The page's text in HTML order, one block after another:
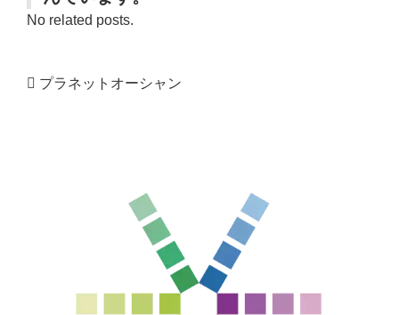
No related posts.
プラネットオーシャン